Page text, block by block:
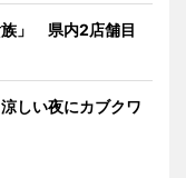
族」 県内2店舗目
しい夜にカブクワ